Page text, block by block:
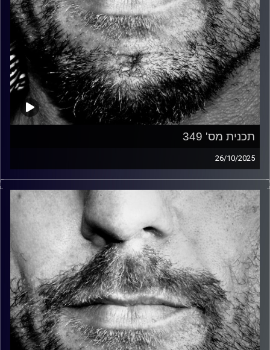
תכנית מס' 349
26/10/2025
זיפים, מוזיקה מחוספסת של הופעות חיות. הרבה ג'אם, רוק,
בלוז, bluegrass, ג'אז, Fאנק, פרוגרסיב ואפילו אלקטרוניקה.
כל מה שחי, אמיתי ונושם.
עם שמוליק רגב.
קרדיט תמונות: David Goehring